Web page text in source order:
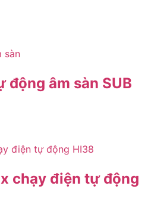
động âm sàn SUB
chạy điện tự động